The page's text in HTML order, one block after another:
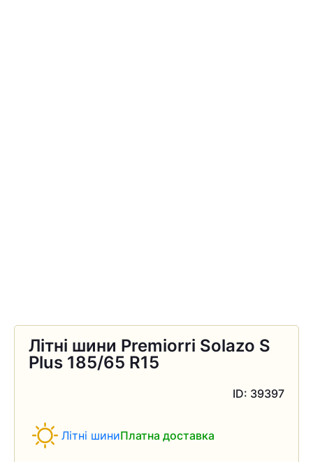
Літні шини Premiorri Solazo S
Plus 185/65 R15
ID: 39397
Літні шиниПлатна доставка